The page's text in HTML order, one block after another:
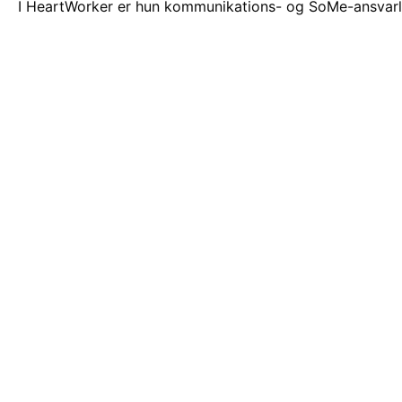
I HeartWorker er hun kommunikations- og SoMe-